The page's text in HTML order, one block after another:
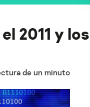
2011 y
de un minuto